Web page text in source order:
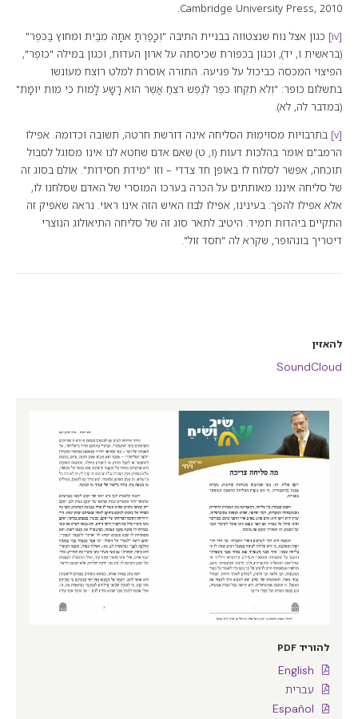
להאזין
SoundCloud
להוריד PDF
English
עברית
Español
Cambridge University Press, 2010.
[iv]
כגון אצל נוח שנצטווה בבניית התיבה "וְכָפַרְתָּ אֹתָהּ מִבַּיִת וּמִחוּץ בַּכֹּפֶר"
(בראשית ו, יד), וכגון בכפורת שכיסתה על ארון העדות, וכגון במילה "כופֶר",
הפיצוי המכסה כביכול על פגיעה. התורה אוסרת למלט רוצח מעונשו
בתשלום כופר: "וְלֹא תִקְחוּ כֹפֶר לְנֶפֶשׁ רֹצֵחַ אֲשֶׁר הוּא רָשָׁע לָמוּת כִּי מוֹת יוּמָת"
(במדבר לה, לא).
[v]
בתרבויות מסוימות הסליחה אינה דורשת חרטה, תשובה וכדומה. אפילו
הרמב"ם אומר בהלכות דעות (ו, ט) שאם אדם שחטא לנו אינו מסוגל לסבול
תוכחה, אפשר לסלוח לו באופן חד צדדי – וזו "מידת חסידות". אולם בסוג זה
של סליחה איננו מאותתים על הכרה בערכו המוסרי של האדם שסלחנו לו,
אלא אפילו להפך: בעינינו, אפילו לבוז האיש הזה אינו ראוי. נראה שאפיק זה
התקיים ביהדות תמיד. היטיב לתאר סוג זה של סליחה התיאולוג הנוצרי
דיטריך בונהופר, שקרא לה "חסד זול".